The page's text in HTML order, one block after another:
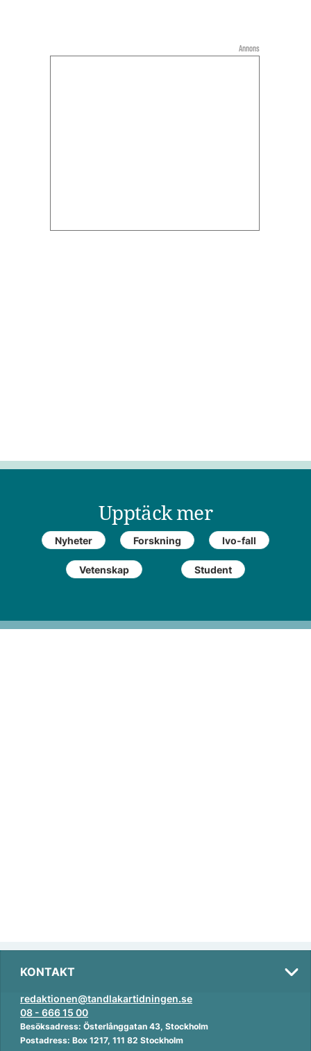
Upptäck mer
Nyheter Forskning Ivo-fall
Vetenskap Student
Annons
KONTAKT
redaktionen@tandlakartidningen.se
08 - 666 15 00
Besöksadress: Österlånggatan 43, Stockholm
Postadress: Box 1217, 111 82 Stockholm